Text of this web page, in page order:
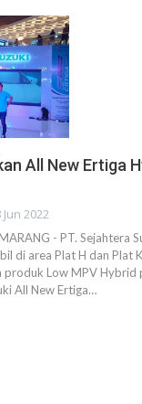
All New Ertiga
Jun 2022
- PT. Sejahtera
di area Plat H dan Plat
produk Low MPV Hybrid
All New Ertiga…